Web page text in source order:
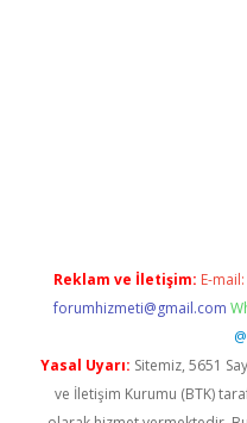
Reklam ve İletişim: E-mail:
forumhizmeti@gmail.com
Yasal Uyarı: Sitemiz, 5651
ve İletişim Kurumu (BTK)